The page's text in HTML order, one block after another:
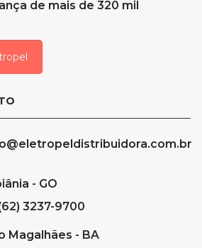
de mais de 320 mil
- GO
3237-9700
Magalhães - BA